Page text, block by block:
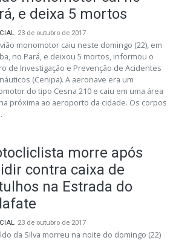
e deixa 5 mortos
23 de outubro de 2017
monomotor caiu neste domingo (22), em
no Pará, e deixou 5 mortos, informou o
de Investigação e Prevenção de Acidentes
(Cenipa). A aeronave era um
do tipo Cesna 210 e caiu em uma área
próxima ao aeroporto da cidade. Os corpos
morre após
contra caixa de
na Estrada do
23 de outubro de 2017
da Silva morreu na noite do domingo (22)